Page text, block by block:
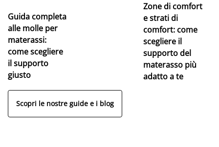
Guida completa
alle molle per
materassi:
come scegliere
il supporto
giusto
Zone di comfort
e strati di
comfort: come
scegliere il
supporto del
materasso più
adatto a te
Scopri le nostre guide e i blog